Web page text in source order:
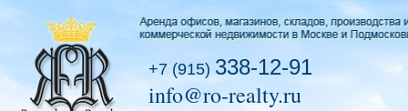
+7 (915) 338-12-91
info@ro-realty.ru